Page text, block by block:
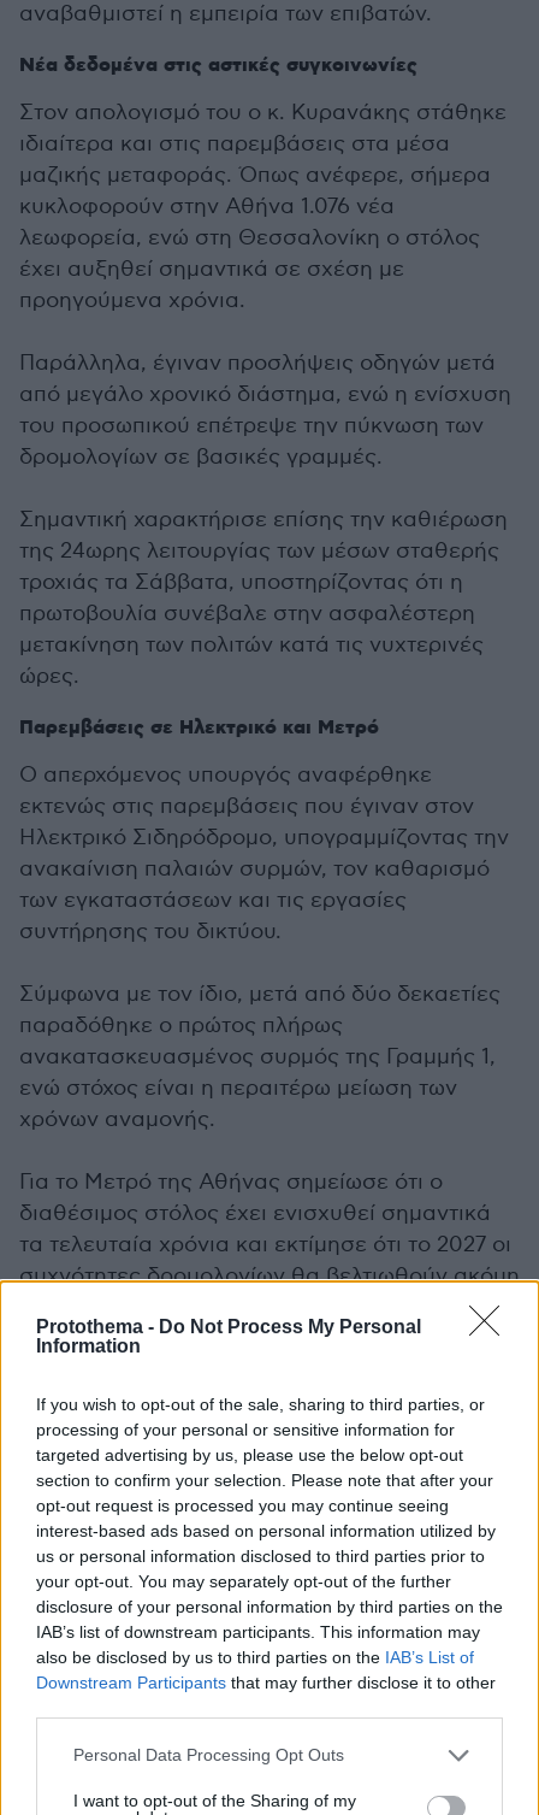
Protothema - Do Not Process My Personal
Information
If you wish to opt-out of the sale, sharing to third parties, or
processing of your personal or sensitive information for
targeted advertising by us, please use the below opt-out
section to confirm your selection. Please note that after your
opt-out request is processed you may continue seeing
interest-based ads based on personal information utilized by
us or personal information disclosed to third parties prior to
your opt-out. You may separately opt-out of the further
disclosure of your personal information by third parties on the
IAB’s list of downstream participants. This information may
also be disclosed by us to third parties on the IAB’s List of
Downstream Participants that may further disclose it to other
Please note that this website/app uses one or more Google
not limited to your visit or usage behaviour. You may click to
Personal Data Processing Opt Outs
I want to opt-out of the Sharing of my
αναβαθμιστεί η εμπειρία των επιβατών.
Νέα δεδομένα στις αστικές συγκοινωνίες
Στον απολογισμό του ο κ. Κυρανάκης στάθηκε
ιδιαίτερα και στις παρεμβάσεις στα μέσα
μαζικής μεταφοράς. Όπως ανέφερε, σήμερα
κυκλοφορούν στην Αθήνα 1.076 νέα
λεωφορεία, ενώ στη Θεσσαλονίκη ο στόλος
έχει αυξηθεί σημαντικά σε σχέση με
προηγούμενα χρόνια.
Παράλληλα, έγιναν προσλήψεις οδηγών μετά
από μεγάλο χρονικό διάστημα, ενώ η ενίσχυση
του προσωπικού επέτρεψε την πύκνωση των
δρομολογίων σε βασικές γραμμές.
Σημαντική χαρακτήρισε επίσης την καθιέρωση
της 24ωρης λειτουργίας των μέσων σταθερής
τροχιάς τα Σάββατα, υποστηρίζοντας ότι η
πρωτοβουλία συνέβαλε στην ασφαλέστερη
μετακίνηση των πολιτών κατά τις νυχτερινές
ώρες.
Παρεμβάσεις σε Ηλεκτρικό και Μετρό
Ο απερχόμενος υπουργός αναφέρθηκε
εκτενώς στις παρεμβάσεις που έγιναν στον
Ηλεκτρικό Σιδηρόδρομο, υπογραμμίζοντας την
ανακαίνιση παλαιών συρμών, τον καθαρισμό
των εγκαταστάσεων και τις εργασίες
συντήρησης του δικτύου.
Σύμφωνα με τον ίδιο, μετά από δύο δεκαετίες
παραδόθηκε ο πρώτος πλήρως
ανακατασκευασμένος συρμός της Γραμμής 1,
ενώ στόχος είναι η περαιτέρω μείωση των
χρόνων αναμονής.
Για το Μετρό της Αθήνας σημείωσε ότι ο
διαθέσιμος στόλος έχει ενισχυθεί σημαντικά
τα τελευταία χρόνια και εκτίμησε ότι το 2027 οι
συχνότητες δρομολογίων θα βελτιωθούν ακόμη
εξασφαλιστεί πόροι για την προμήθεια 19 νέων
συρμών, οι οποίοι θα βελτιώσουν τη λειτουργία
του δικτύου.
Θεσσαλονίκη: Μετρό, Καλαμαριά και Προαστιακός
Ιδιαίτερη μνεία έγινε και στη Θεσσαλονίκη. Ο
κ. Κυρανάκης υπενθύμισε ότι η επέκταση του
Μετρό προς την Καλαμαριά παραδίδεται στα
τέλη Ιουλίου, ενώ προχωρούν οι διαδικασίες για
την ανάπτυξη του δυτικού προαστιακού
σιδηροδρόμου.